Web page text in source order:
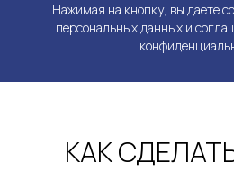
Нажимая на кнопку, вы даете
персональных данных и
КАК